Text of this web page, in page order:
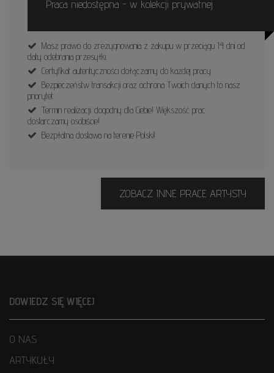
Praca niedostępna - w kolekcji prywatnej
Masz prawo do zrezygnowania z zakupu w przeciągu 14 dni od
daty odebrania przesyłki.
Certyfikat autentyczności dołączamy do każdej pracy.
Bezpieczeństw transakcji oraz ochrona Twoich danych to nasz
priorytet.
Termin realizacji: dogodny dla Ciebie! Większość prac
dostarczamy osobiście!
Bezpłatna dostawa na terenie Polski!
ZOBACZ INNE PRACE ARTYSTY
DOWIEDZ SIĘ WIĘCEJ
O NAS
ARTYKUŁY